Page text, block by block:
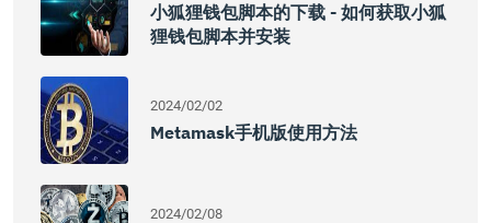
小狐狸钱包脚本的下载 - 如何获取小狐
狸钱包脚本并安装
2024/02/02
Metamask手机版使用方法
2024/02/08